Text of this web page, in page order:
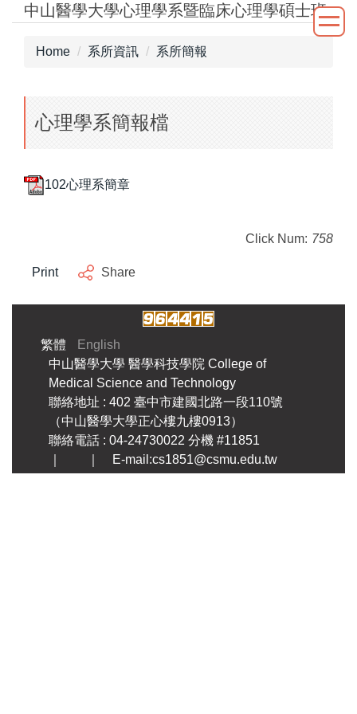
Jump中山醫學大學心理學系暨臨床心理學碩士班
Home 系所資訊 系所簡報
心理學系簡報檔
102心理系簡章
Click Num: 758
Print Share
繁體
English
中山醫學大學 醫學科技學院 College of
Medical Science and Technology
聯絡地址 : 402 臺中市建國北路一段110號
（中山醫學大學正心樓九樓0913）
聯絡電話 : 04-24730022 分機 #11851
｜ ｜ E-mail:cs1851@csmu.edu.tw